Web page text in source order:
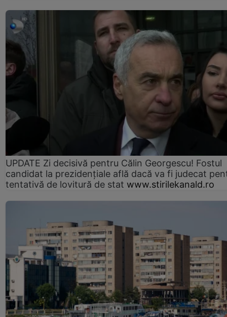
UPDATE Zi decisivă pentru Călin Georgescu! Fostul
candidat la prezidențiale află dacă va fi judecat
tentativă de lovitură de stat www.stirilekanald.ro